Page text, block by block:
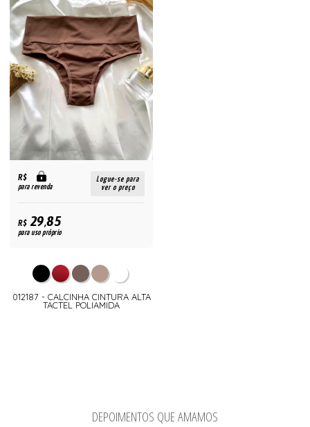
R$
para revenda
Logue-se para
ver o preço
R$29,85
para uso próprio
012187 - CALCINHA CINTURA ALTA
TACTEL POLIAMIDA
DEPOIMENTOS QUE AMAMOS